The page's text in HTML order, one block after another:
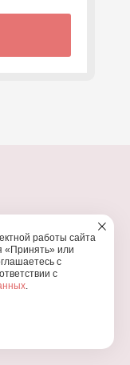
ВАШЕГО
НАМ
работы сайта
«Принять» или
с
с
.